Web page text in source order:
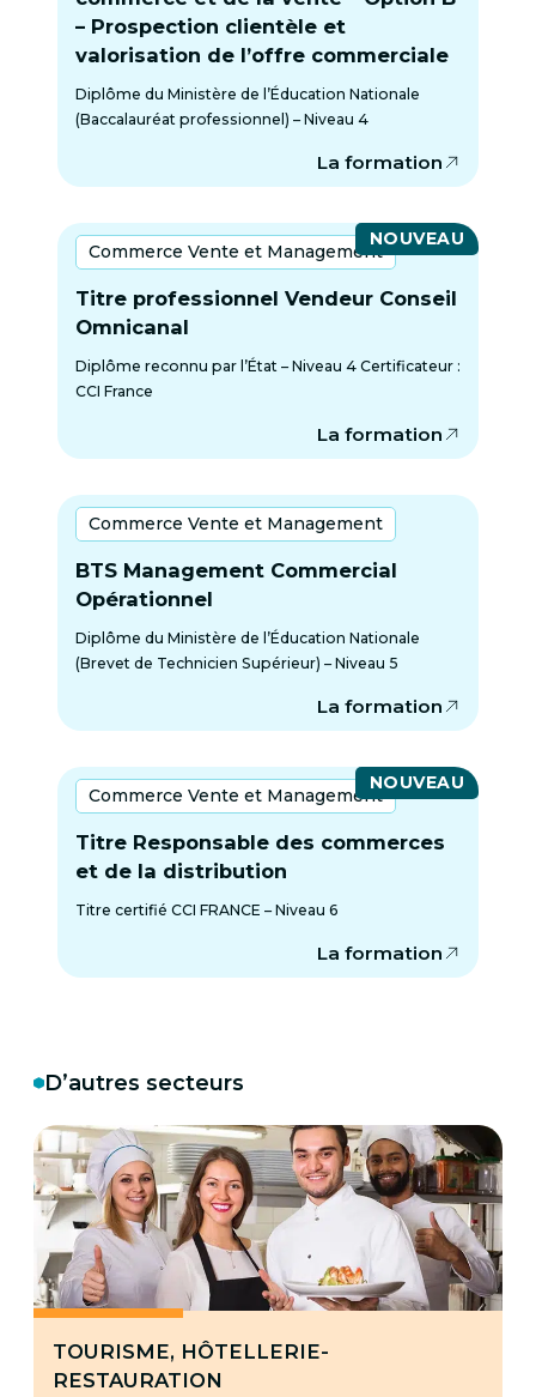
– Prospection clientèle et
valorisation de l’offre commerciale
Diplôme du Ministère de l’Éducation Nationale
(Baccalauréat professionnel) – Niveau 4
La formation
NOUVEAU
Commerce Vente et Management
Titre professionnel Vendeur Conseil
Omnicanal
Diplôme reconnu par l’État – Niveau 4 Certificateur :
CCI France
La formation
Commerce Vente et Management
BTS Management Commercial
Opérationnel
Diplôme du Ministère de l’Éducation Nationale
(Brevet de Technicien Supérieur) – Niveau 5
La formation
NOUVEAU
Commerce Vente et Management
Titre Responsable des commerces
et de la distribution
Titre certifié CCI FRANCE – Niveau 6
La formation
D’autres secteurs
TOURISME, HÔTELLERIE-
RESTAURATION